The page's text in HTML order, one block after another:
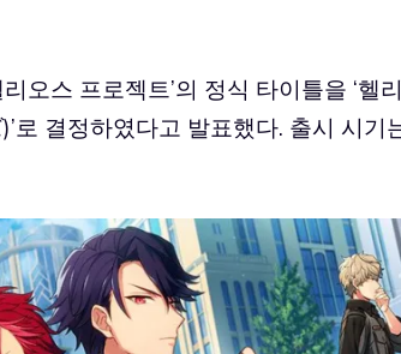
오스 프로젝트’의 정식 타이틀을 ‘헬
로 결정하였다고 발표했다. 출시 시기